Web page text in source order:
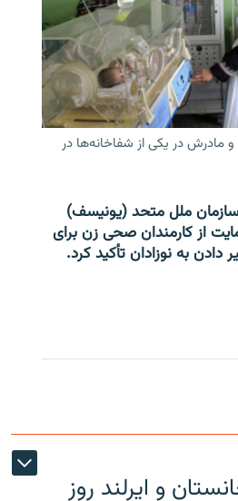
مادرش در یکی از شفاخانه‌ها در
ملل متحد (یونیسف)
از کارمندان صحی زن برای
دادن به نوزادان تأکید کرد.
و ایرلند روز